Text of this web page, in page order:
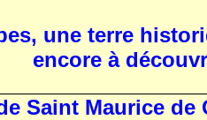
une terre
encore à
Saint Maurice